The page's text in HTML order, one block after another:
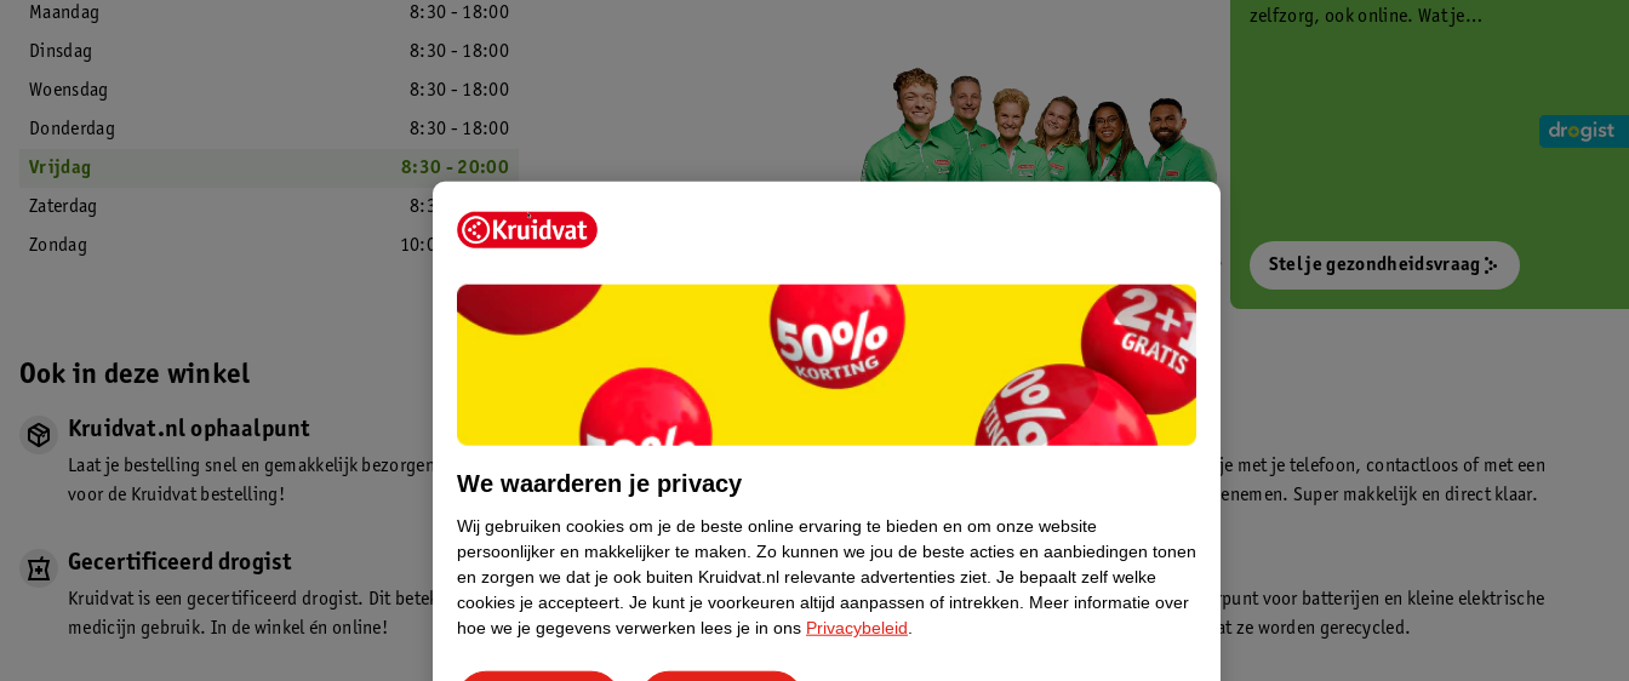
Maandag
8:30 - 18:00
Dinsdag
8:30 - 18:00
Woensdag
8:30 - 18:00
Donderdag
8:30 - 18:00
Vrijdag
8:30 - 20:00
Zaterdag
8:30 - 18:00
Zondag
10:00 - 18:00
zelfzorg, ook online. Wat je
Stel je gezondheidsvraag
Ook in deze winkel
Kruidvat.nl ophaalpunt
Laat je bestelling snel en gemakkelijk bezorgen in de winkel. Zo hoef je niet thuis te blijven
voor de Kruidvat bestelling!
Gecertificeerd drogist
Kruidvat is een gecertificeerd drogist. Dit betekent dat je deskundig advies krijgt over
medicijn gebruik. In de winkel én online!
Kruidvat fotokiosk
In de winkel vind je een fotokiosk waarmee je met je telefoon, contactloos of met een
geheugenkaartje, jouw foto’s direct kan meenemen. Super makkelijk en direct klaar.
WeCycle inleverpunt
In deze Kruidvat vind je een WeCycle inleverpunt voor batterijen en kleine elektrische
apparaten. Deze kan je gratis inleveren zodat ze worden gerecycled.
We waarderen je privacy
Wij gebruiken cookies om je de beste online ervaring te bieden en om onze website
persoonlijker en makkelijker te maken. Zo kunnen we jou de beste acties en aanbiedingen tonen
en zorgen we dat je ook buiten Kruidvat.nl relevante advertenties ziet. Je bepaalt zelf welke
cookies je accepteert. Je kunt je voorkeuren altijd aanpassen of intrekken.
Meer informatie over
hoe we je gegevens verwerken lees je in ons Privacybeleid